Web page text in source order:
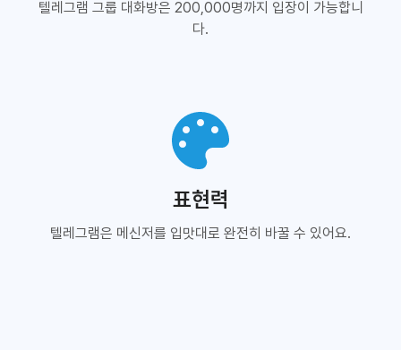
텔레그램 그룹 대화방은 200,000명까지 입장이 가능합니
다.
표현력
텔레그램은 메신저를 입맛대로 완전히 바꿀 수 있어요.